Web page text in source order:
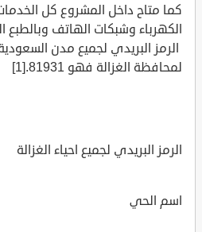
كما متاح داخل المشروع كل الخدمات
الكهرباء وشبكات الهاتف
الرمز البريدي لجميع مدن
لمحافظة الغزالة فهو 81931.[1]
الرمز البريدي لجميع احياء الغزالة
اسم الحي